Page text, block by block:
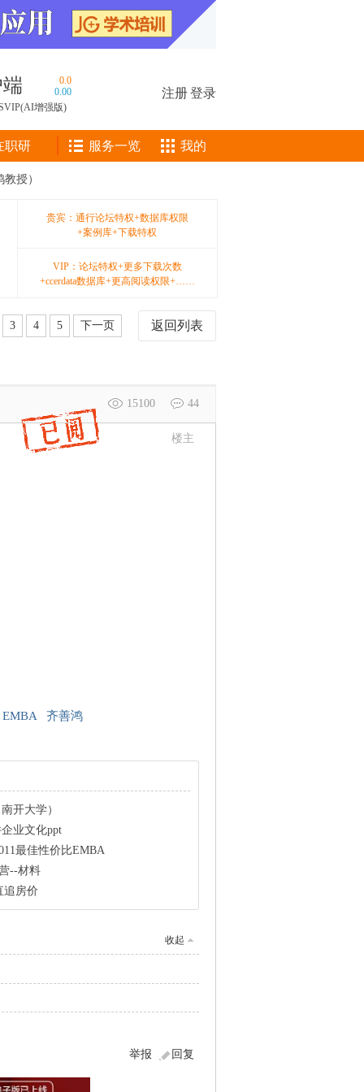
0.0
0.00
增强版)
注册登录
职研 服务一览 我的
授）
贵宾：通行论坛特权+数据库权限
+案例库+下载特权
VIP：论坛特权+更多下载次数
+ccerdata数据库+更高阅读权限+……
返回列表
3 4 5 下一页
15100 44
楼主
EMBA 齐善鸿
开大学）
业文化ppt
最佳性价比EMBA
--材料
追房价
收起
回复
举报